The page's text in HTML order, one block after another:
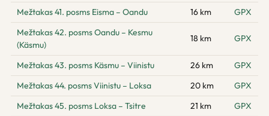
Mežtakas 41. posms Eisma – Oandu
16 km
GPX
Mežtakas 42. posms Oandu – Kesmu
(Käsmu)
18 km GPX
Mežtakas 43. posms Käsmu – Viinistu 26 km
GPX
Mežtakas 44. posms Viinistu – Loksa
20 km
GPX
Mežtakas 45. posms Loksa – Tsitre
21 km
GPX